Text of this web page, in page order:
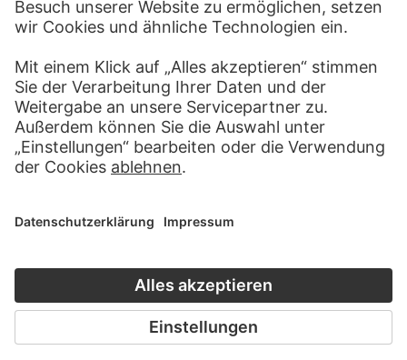
Copyright © 2026 Städel Museum
All rights reserved.
DIGITALE SAMMLUNG
Startseite
Werke
Künstler
Alben
SOCIAL MEDIA